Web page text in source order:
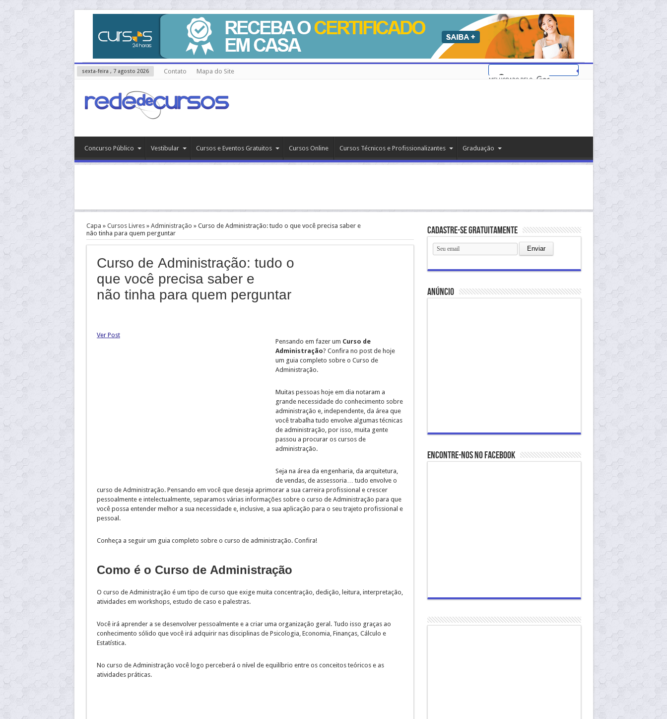
sexta-feira , 7 agosto 2026 Contato Mapa do Site
Concurso Público Vestibular Cursos e Eventos Gratuitos Cursos Online Cursos Técnicos e Profissionalizantes Graduação
Capa » Cursos Livres» Administração » Curso de Administração: tudo o que você precisa saber e
não tinha para quem perguntar
Curso de Administração: tudo o
que você precisa saber e
não tinha para quem perguntar
Ver Post
Pensando em fazer um Curso de
Administração? Confira no post de hoje
um guia completo sobre o Curso de
Administração.
Muitas pessoas hoje em dia notaram a
grande necessidade do conhecimento sobre
administração e, independente, da área que
você trabalha tudo envolve algumas técnicas
de administração, por isso, muita gente
passou a procurar os cursos de
administração.
Seja na área da engenharia, da arquitetura,
de vendas, de assessoria… tudo envolve o
curso de Administração. Pensando em você que deseja aprimorar a sua carreira profissional e crescer
pessoalmente e intelectualmente, separamos várias informações sobre o curso de Administração para que
você possa entender melhor a sua necessidade e, inclusive, a sua aplicação para o seu trajeto profissional e
pessoal.
Conheça a seguir um guia completo sobre o curso de administração. Confira!
Como é o Curso de Administração
O curso de Administração é um tipo de curso que exige muita concentração, dedição, leitura, interpretação,
atividades em workshops, estudo de caso e palestras.
Você irá aprender a se desenvolver pessoalmente e a criar uma organização geral. Tudo isso graças ao
conhecimento sólido que você irá adquirir nas disciplinas de Psicologia, Economia, Finanças, Cálculo e
Estatística.
No curso de Administração você logo perceberá o nível de equilíbrio entre os conceitos teóricos e as
atividades práticas.
Cadastre-se gratuitamente
anúncio
Encontre-nos no Facebook